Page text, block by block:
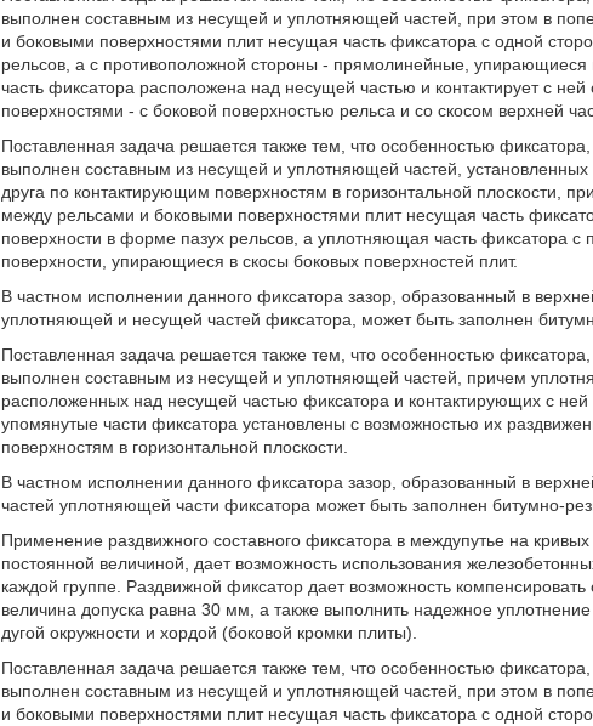
выполнен составным из несущей и уплотняющей частей, при этом в
и боковыми поверхностями плит несущая часть фиксатора с одной
рельсов, а с противоположной стороны - прямолинейные, упирающиеся
часть фиксатора расположена над несущей частью и контактирует с
поверхностями - с боковой поверхностью рельса и со скосом верхней
Поставленная задача решается также тем, что особенностью
выполнен составным из несущей и уплотняющей частей,
друга по контактирующим поверхностям в горизонтальной плоскости,
между рельсами и боковыми поверхностями плит несущая часть
поверхности в форме пазух рельсов, а уплотняющая часть фиксатора
поверхности, упирающиеся в скосы боковых поверхностей плит.
В частном исполнении данного фиксатора зазор, образованный в
уплотняющей и несущей частей фиксатора, может быть заполнен
Поставленная задача решается также тем, что особенностью
выполнен составным из несущей и уплотняющей частей, причем
расположенных над несущей частью фиксатора и контактирующих с
упомянутые части фиксатора установлены с возможностью их
поверхностям в горизонтальной плоскости.
В частном исполнении данного фиксатора зазор, образованный в
частей уплотняющей части фиксатора может быть заполнен битумно-
Применение раздвижного составного фиксатора в междупутье на
постоянной величиной, дает возможность использования
каждой группе. Раздвижной фиксатор дает возможность
величина допуска равна 30 мм, а также выполнить надежное
дугой окружности и хордой (боковой кромки плиты).
Поставленная задача решается также тем, что особенностью
выполнен составным из несущей и уплотняющей частей, при этом в
и боковыми поверхностями плит несущая часть фиксатора с одной